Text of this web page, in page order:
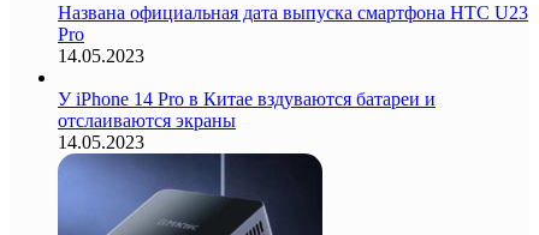
Названа официальная дата выпуска смартфона HTC U23
Pro
14.05.2023
У iPhone 14 Pro в Китае вздуваются батареи и
отслаиваются экраны
14.05.2023